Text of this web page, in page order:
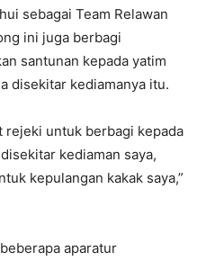
sebagai Team Relawan
ini juga berbagi
santunan kepada yatim
disekitar kediamanya itu.
rejeki untuk berbagi kepada
kediaman saya,
kepulangan kakak saya,”
aparatur